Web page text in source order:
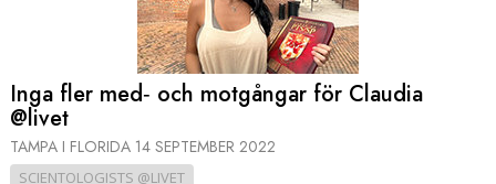
Inga fler med‑ och motgångar för Claudia
@livet
TAMPA I FLORIDA 14 SEPTEMBER 2022
SCIENTOLOGISTS @LIVET